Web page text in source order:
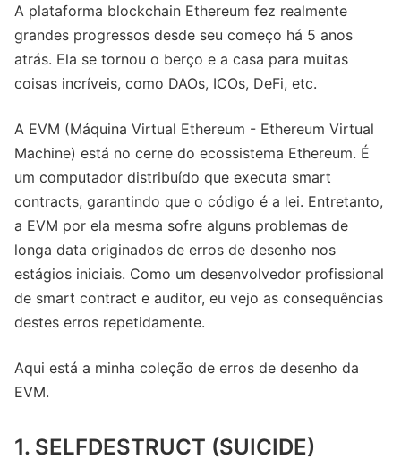
A plataforma blockchain Ethereum fez realmente
grandes progressos desde seu começo há 5 anos
atrás. Ela se tornou o berço e a casa para muitas
coisas incríveis, como DAOs, ICOs, DeFi, etc.
A EVM (Máquina Virtual Ethereum - Ethereum Virtual
Machine) está no cerne do ecossistema Ethereum. É
um computador distribuído que executa smart
contracts, garantindo que o código é a lei. Entretanto,
a EVM por ela mesma sofre alguns problemas de
longa data originados de erros de desenho nos
estágios iniciais. Como um desenvolvedor profissional
de smart contract e auditor, eu vejo as consequências
destes erros repetidamente.
Aqui está a minha coleção de erros de desenho da
EVM.
1. SELFDESTRUCT (SUICIDE)